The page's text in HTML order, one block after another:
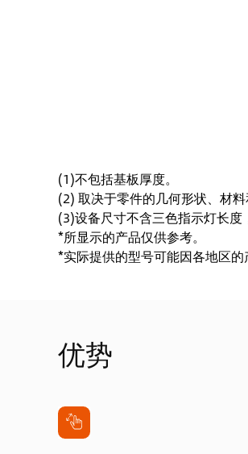
(1)不包括基板厚度。
(2) 取决于零件的几何形状、材料
(3)设备尺寸不含三色指示灯长度
*所显示的产品仅供参考。
*实际提供的型号可能因各地区的
优势